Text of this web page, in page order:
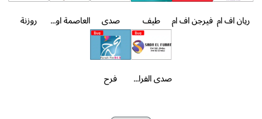
ريان اف ام فيرجن اف ام طيف صدى العاصمة اونلاين روزنة
صدى الفرات فرح